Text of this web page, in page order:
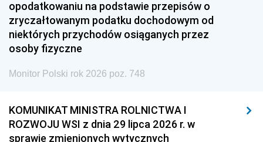
opodatkowaniu na podstawie przepisów o
zryczałtowanym podatku dochodowym od
niektórych przychodów osiąganych przez
osoby fizyczne
Monitor Polski rok 2026 poz. 748
KOMUNIKAT MINISTRA ROLNICTWA I
ROZWOJU WSI z dnia 29 lipca 2026 r. w
sprawie zmienionych wytycznych